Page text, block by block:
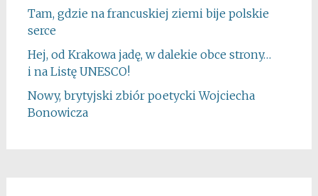
Tam, gdzie na francuskiej ziemi bije polskie
serce
Hej, od Krakowa jadę, w dalekie obce strony…
i na Listę UNESCO!
Nowy, brytyjski zbiór poetycki Wojciecha
Bonowicza